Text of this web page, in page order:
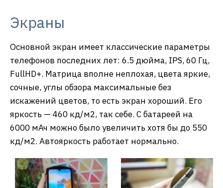
Экраны
Основной экран имеет классические параметры
телефонов последних лет: 6.5 дюйма, IPS, 60 Гц,
FullHD+. Матрица вполне неплохая, цвета яркие,
сочные, углы обзора максимальные без
искажений цветов, то есть экран хороший. Его
яркость — 460 кд/м2, так себе. С батареей на
6000 мАч можно было увеличить хотя бы до 550
кд/м2. Автояркость работает нормально.